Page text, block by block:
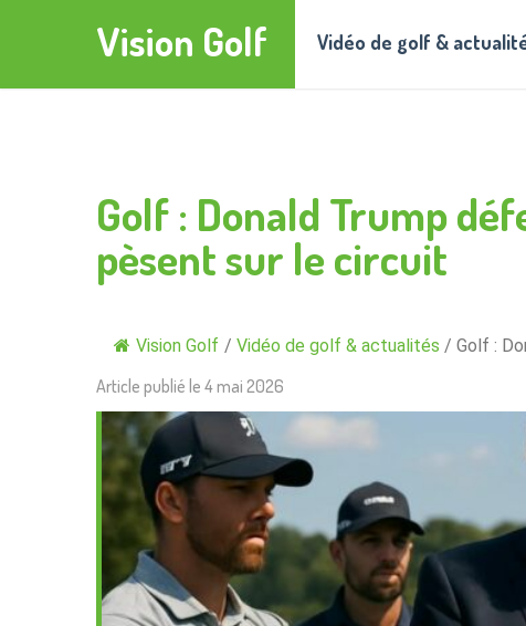
Vision Golf Vidéo de golf &
Golf : Donald Trump
pèsent sur le circuit
Vision Golf / Vidéo de golf & actualités / Golf :
Article publié le 4 mai 2026